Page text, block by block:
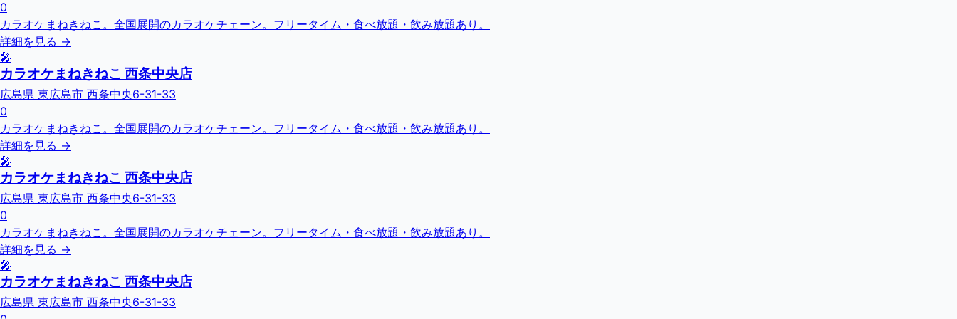
0
カラオケまねきねこ。全国展開のカラオケチェーン。フリータイム・食べ放題・飲み放題あり。
詳細を見る →
🎤
カラオケまねきねこ 西条中央店
広島県 東広島市 西条中央6-31-33
0
カラオケまねきねこ。全国展開のカラオケチェーン。フリータイム・食べ放題・飲み放題あり。
詳細を見る →
🎤
カラオケまねきねこ 西条中央店
広島県 東広島市 西条中央6-31-33
0
カラオケまねきねこ。全国展開のカラオケチェーン。フリータイム・食べ放題・飲み放題あり。
詳細を見る →
🎤
カラオケまねきねこ 西条中央店
広島県 東広島市 西条中央6-31-33